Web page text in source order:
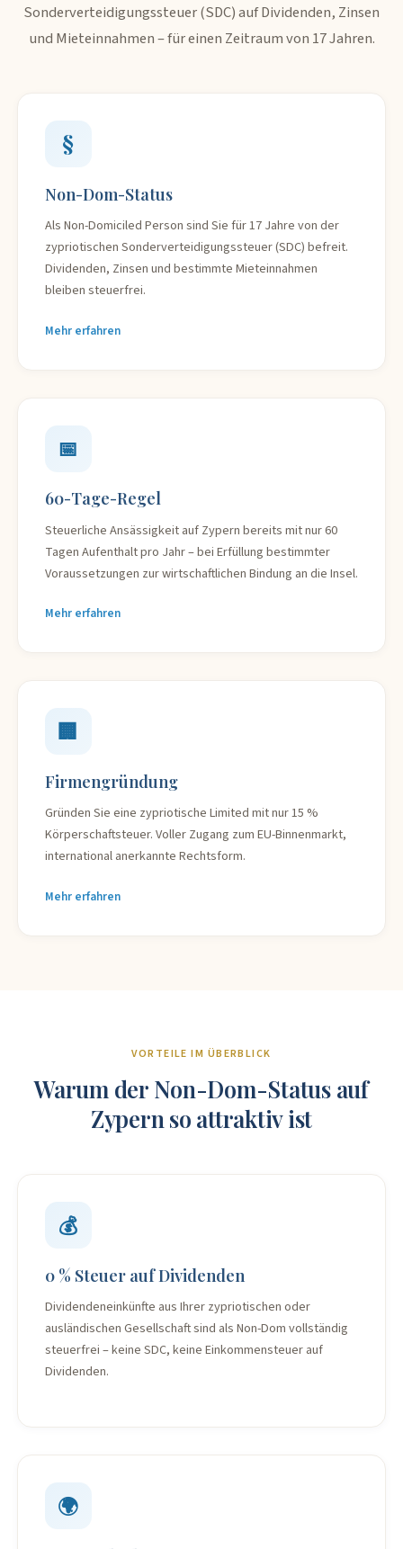
Sonderverteidigungssteuer (SDC) auf Dividenden, Zinsen
und Mieteinnahmen – für einen Zeitraum von 17 Jahren.
§
Non-Dom-Status
Als Non-Domiciled Person sind Sie für 17 Jahre von der
zypriotischen Sonderverteidigungssteuer (SDC) befreit.
Dividenden, Zinsen und bestimmte Mieteinnahmen
bleiben steuerfrei.
Mehr erfahren
📅
60-Tage-Regel
Steuerliche Ansässigkeit auf Zypern bereits mit nur 60
Tagen Aufenthalt pro Jahr – bei Erfüllung bestimmter
Voraussetzungen zur wirtschaftlichen Bindung an die Insel.
Mehr erfahren
🏢
Firmengründung
Gründen Sie eine zypriotische Limited mit nur 15 %
Körperschaftsteuer. Voller Zugang zum EU-Binnenmarkt,
international anerkannte Rechtsform.
Mehr erfahren
VORTEILE IM ÜBERBLICK
Warum der Non-Dom-Status auf
Zypern so attraktiv ist
💰
0 % Steuer auf Dividenden
Dividendeneinkünfte aus Ihrer zypriotischen oder
ausländischen Gesellschaft sind als Non-Dom vollständig
steuerfrei – keine SDC, keine Einkommensteuer auf
Dividenden.
🌍